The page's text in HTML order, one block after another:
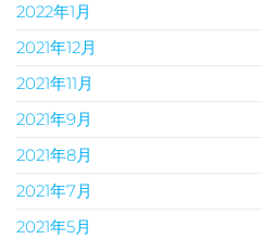
2022年1月
2021年12月
2021年11月
2021年9月
2021年8月
2021年7月
2021年5月